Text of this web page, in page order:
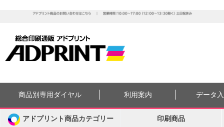
商品別専用ダイヤル 利用案内 データ
アドプリント商品カテゴリー 印刷商品